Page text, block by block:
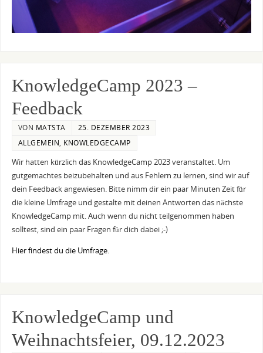
KnowledgeCamp 2023 –
Feedback
VON MATSTA
25. DEZEMBER 2023
ALLGEMEIN, KNOWLEDGECAMP
Wir hatten kürzlich das KnowledgeCamp 2023 veranstaltet. Um
gutgemachtes beizubehalten und aus Fehlern zu lernen, sind wir auf
dein Feedback angewiesen. Bitte nimm dir ein paar Minuten Zeit für
die kleine Umfrage und gestalte mit deinen Antworten das nächste
KnowledgeCamp mit. Auch wenn du nicht teilgenommen haben
solltest, sind ein paar Fragen für dich dabei ;-)
Hier findest du die Umfrage.
KnowledgeCamp und
Weihnachtsfeier, 09.12.2023